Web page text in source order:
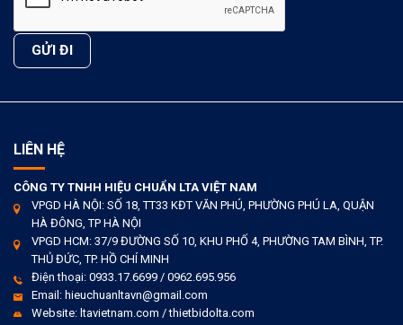
LIÊN HỆ
CÔNG TY TNHH HIỆU CHUẨN LTA VIỆT NAM
VPGD HÀ NỘI: SỐ 18, TT33 KĐT VĂN PHÚ, PHƯỜNG PHÚ LA, QUẬN
HÀ ĐÔNG, TP HÀ NỘI
VPGD HCM: 37/9 ĐƯỜNG SỐ 10, KHU PHỐ 4, PHƯỜNG TAM BÌNH, TP.
THỦ ĐỨC, TP. HỒ CHÍ MINH
Điện thoại: 0933.17.6699 / 0962.695.956
Email: hieuchuanltavn@gmail.com
Website: ltavietnam.com / thietbidolta.com